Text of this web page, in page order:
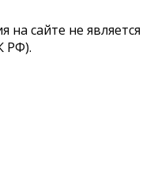
сайте не является
РФ).